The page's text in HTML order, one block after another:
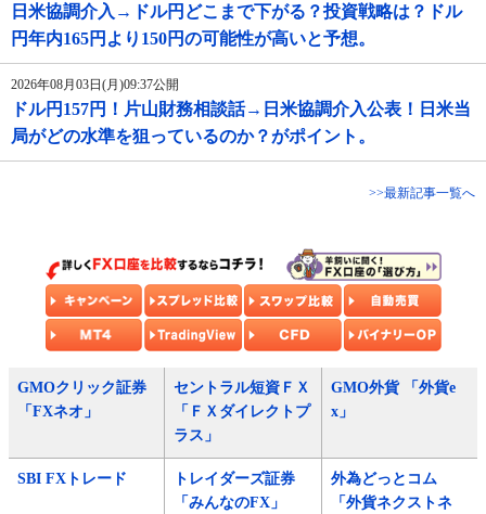
日米協調介入→ドル円どこまで下がる？投資戦略は？ドル
円年内165円より150円の可能性が高いと予想。
2026年08月03日(月)09:37公開
ドル円157円！片山財務相談話→日米協調介入公表！日米当
局がどの水準を狙っているのか？がポイント。
>>最新記事一覧へ
GMOクリック証券
「FXネオ」
セントラル短資ＦＸ
「ＦＸダイレクトプ
ラス」
GMO外貨 「外貨e
x」
SBI FXトレード
トレイダーズ証券
「みんなのFX」
外為どっとコム
「外貨ネクストネ